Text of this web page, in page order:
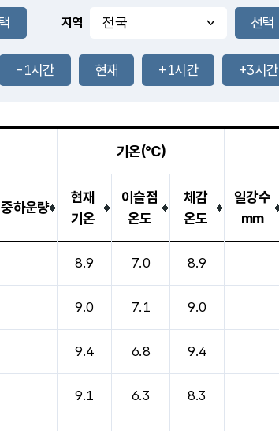
-mm
27.7
℃
32.7℃
1.1m/s
-mm
-mm
지역
-1시간 현재 +1시간 +3시간
기온(℃)
중하운량
현재
기온
이슬점
온도
체감
온도
일강수
mm
8.9 7.0 8.9
9.0 7.1 9.0
9.4 6.8 9.4
9.1 6.3 8.3